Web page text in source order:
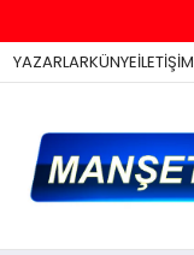
YAZARLARKÜNYEİLETİŞİM